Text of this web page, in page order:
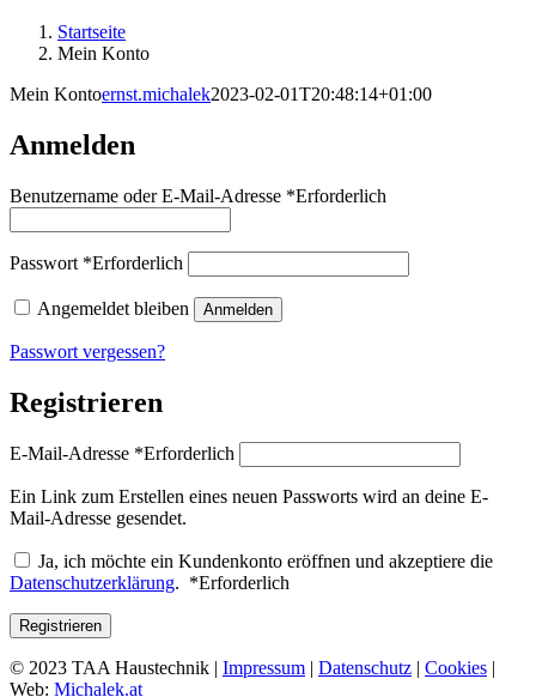
Startseite
Mein Konto
Mein Kontoernst.michalek2023-02-01T20:48:14+01:00
Anmelden
Benutzername oder E-Mail-Adresse *Erforderlich
Passwort *Erforderlich
Angemeldet bleiben Anmelden
Passwort vergessen?
Registrieren
E-Mail-Adresse *Erforderlich
Ein Link zum Erstellen eines neuen Passworts wird an deine E-
Mail-Adresse gesendet.
Ja, ich möchte ein Kundenkonto eröffnen und akzeptiere die
Datenschutzerklärung. *Erforderlich
Registrieren
© 2023 TAA Haustechnik | Impressum | Datenschutz | Cookies |
Web: Michalek.at